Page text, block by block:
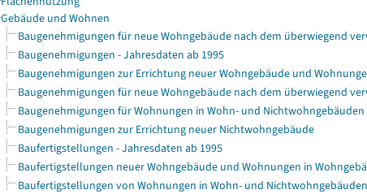
Gebäude und Wohnen
Baugenehmigungen für neue Wohngebäude nach dem überwiegend
Baugenehmigungen - Jahresdaten ab 1995
Baugenehmigungen zur Errichtung neuer Wohngebäude und
Baugenehmigungen für neue Wohngebäude nach dem überwiegend
Baugenehmigungen für Wohnungen in Wohn- und
Baugenehmigungen zur Errichtung neuer Nichtwohngebäude
Baufertigstellungen - Jahresdaten ab 1995
Baufertigstellungen neuer Wohngebäude und Wohnungen in
Baufertigstellungen von Wohnungen in Wohn- und